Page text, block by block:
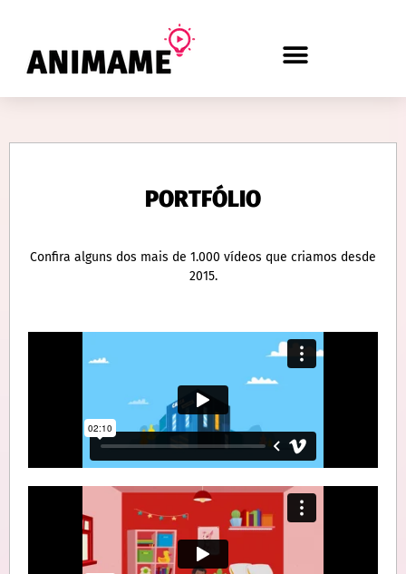
PORTFÓLIO
Confira alguns dos mais de 1.000 vídeos que criamos desde
2015.